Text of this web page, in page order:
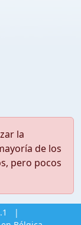
la
de los
pero pocos
|